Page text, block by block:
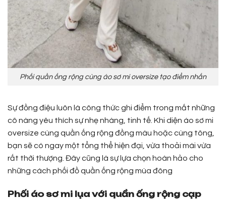
Phối quần ống rộng cùng áo sơ mi oversize tạo điểm nhấn
Sự đồng điệu luôn là công thức ghi điểm trong mắt những
cô nàng yêu thích sự nhẹ nhàng, tinh tế. Khi diện áo sơ mi
oversize cùng quần ống rộng đồng màu hoặc cùng tông,
bạn sẽ có ngay một tổng thể hiện đại, vừa thoải mái vừa
rất thời thượng. Đây cũng là sự lựa chọn hoàn hảo cho
những cách phối đồ quần ống rộng mùa đông
Phối áo sơ mi lụa với quần ống rộng cạp